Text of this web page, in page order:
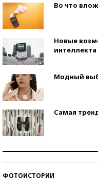
Во что
Новые
интеллекта
Модный
Самая
ФОТОИСТОРИИ